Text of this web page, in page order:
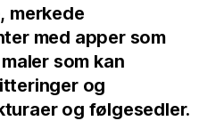
merkede
med apper som
som kan
og
og følgesedler.